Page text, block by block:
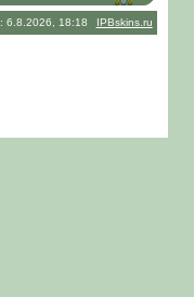
6.8.2026, 18:18 IPBskins.ru